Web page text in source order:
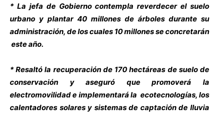
* La jefa de Gobierno contempla reverdecer el suelo
urbano y plantar 40 millones de árboles durante su
administración, de los cuales 10 millones se concretarán
este año.
* Resaltó la recuperación de 170 hectáreas de suelo de
conservación y aseguró que promoverá la
electromovilidad e implementará la ecotecnologías, los
calentadores solares y sistemas de captación de lluvia